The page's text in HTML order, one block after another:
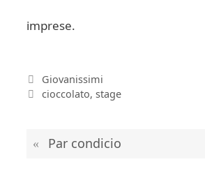
imprese.
Categorie
Giovanissimi
Tag
cioccolato, stage
Par condicio